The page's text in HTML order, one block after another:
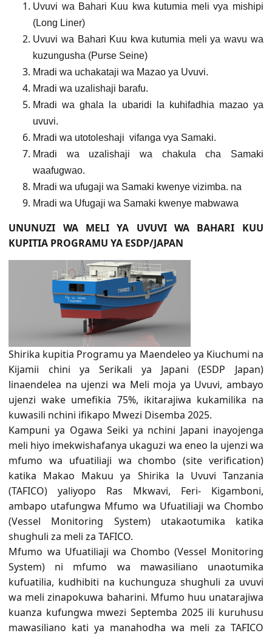
Uvuvi wa Bahari Kuu kwa kutumia meli vya mishipi
(Long Liner)
Uvuvi wa Bahari Kuu kwa kutumia meli ya wavu wa
kuzungusha (Purse Seine)
Mradi wa uchakataji wa Mazao ya Uvuvi.
Mradi wa uzalishaji barafu.
Mradi wa ghala la ubaridi la kuhifadhia mazao ya
uvuvi.
Mradi wa utotoleshaji vifanga vya Samaki.
Mradi wa uzalishaji wa chakula cha Samaki
waafugwao.
Mradi wa ufugaji wa Samaki kwenye vizimba. na
Mradi wa Ufugaji wa Samaki kwenye mabwawa
UNUNUZI WA MELI YA UVUVI WA BAHARI KUU
KUPITIA PROGRAMU YA ESDP/JAPAN
Shirika kupitia Programu ya Maendeleo ya Kiuchumi na
Kijamii chini ya Serikali ya Japani (ESDP Japan)
linaendelea na ujenzi wa Meli moja ya Uvuvi, ambayo
ujenzi wake umefikia 75%, ikitarajiwa kukamilika na
kuwasili nchini ifikapo Mwezi Disemba 2025.
Kampuni ya Ogawa Seiki ya nchini Japani inayojenga
meli hiyo imekwishafanya ukaguzi wa eneo la ujenzi wa
mfumo wa ufuatiliaji wa chombo (site verification)
katika Makao Makuu ya Shirika la Uvuvi Tanzania
(TAFICO) yaliyopo Ras Mkwavi, Feri- Kigamboni,
ambapo utafungwa Mfumo wa Ufuatiliaji wa Chombo
(Vessel Monitoring System) utakaotumika katika
shughuli za meli za TAFICO.
Mfumo wa Ufuatiliaji wa Chombo (Vessel Monitoring
System) ni mfumo wa mawasiliano unaotumika
kufuatilia, kudhibiti na kuchunguza shughuli za uvuvi
wa meli zinapokuwa baharini. Mfumo huu unatarajiwa
kuanza kufungwa mwezi Septemba 2025 ili kuruhusu
mawasiliano kati ya manahodha wa meli za TAFICO